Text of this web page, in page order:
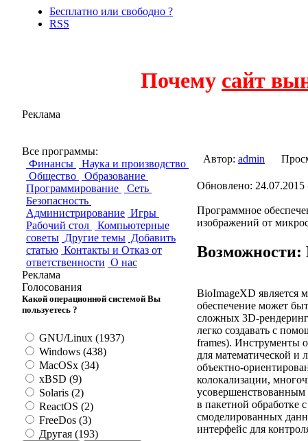
Бесплатно или свободно ?
RSS
Почему сайт
Реклама
Все программы:
Финансы
Наука и производство
Общество
Образование
Программирование
Сеть
Безопасность
Администрирование Игры
Рабочий стол
Компьютерные
советы Другие темы Добавить
статью Контакты и Отказ от
ответственности О нас
Реклама
Голосования
Какой операционной системой Вы
пользуетесь ?
GNU/Linux (1937)
Windows (438)
MacOSx (34)
xBSD (9)
Solaris (2)
ReactOS (2)
FreeDos (3)
Другая (193)
Автор: admin
Обновлено: 24.07.2015
Программное
изображений от
Возможности:
BioImageXD является
обеспечение может
сложных 3D-
легко создавать с
frames). Инструменты
для математической и
объектно-
колокализации,
усовершенствованным
в пакетной обработке
смоделированных
интерфейс для